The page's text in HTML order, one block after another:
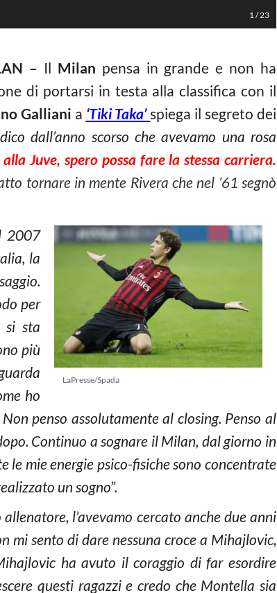
1/23
– Il Milan pensa in grande e non ha
di portarsi in testa alla classifica con il
Galliani a ‘Tiki Taka’spiega il segreto dei
dall’anno scorso che avevamo una rosa
Juve, spero possa fare la stessa carriera.
tornare in mente Rivera che nel ’61 segnò
LaPresse/Spada
2007
la
per
si sta
più
ho
penso assolutamente al closing. Penso al
Continuo a sognare il Milan, dal giorno in
mie energie psico-fisiche sono concentrate
un sogno”.
l’avevamo cercato anche due anni
mi sento di dare nessuna croce a Mihajlovic,
ha avuto il coraggio di far esordire
questi ragazzi e credo che Montella sia